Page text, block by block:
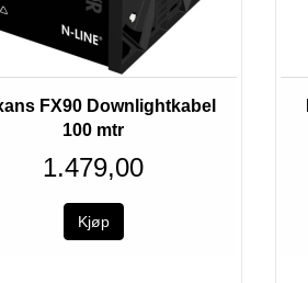
FX90 Downlightkabel
100 mtr
1.479,00